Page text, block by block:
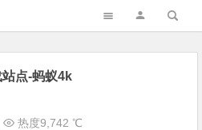
点-蚂蚁4k
热度9,742 ℃